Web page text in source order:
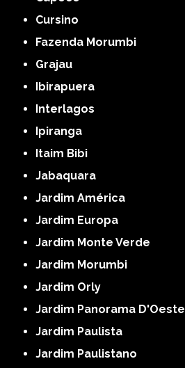
Cursino
Fazenda Morumbi
Grajau
Ibirapuera
Interlagos
Ipiranga
Itaim Bibi
Jabaquara
Jardim América
Jardim Europa
Jardim Monte Verde
Jardim Morumbi
Jardim Orly
Jardim Panorama D'Oeste
Jardim Paulista
Jardim Paulistano